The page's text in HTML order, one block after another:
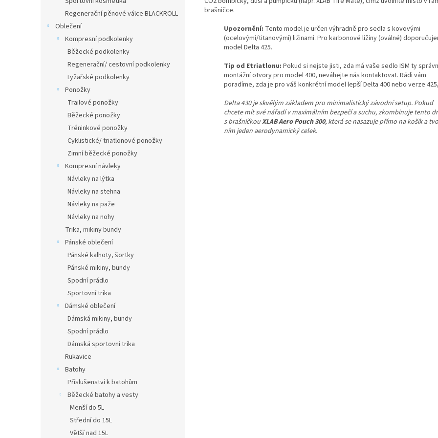
Regenerační pěnové válce BLACKROLL
Oblečení
Kompresní podkolenky
Běžecké podkolenky
Regenerační/ cestovní podkolenky
Lyžařské podkolenky
Ponožky
Trailové ponožky
Běžecké ponožky
Tréninkové ponožky
Cyklistické/ triatlonové ponožky
Zimní běžecké ponožky
Kompresní návleky
Návleky na lýtka
Návleky na stehna
Návleky na paže
Návleky na nohy
Trika, mikiny bundy
Pánské oblečení
Pánské kalhoty, šortky
Pánské mikiny, bundy
Spodní prádlo
Sportovní trika
Dámské oblečení
Dámská mikiny, bundy
Spodní prádlo
Dámská sportovní trika
Rukavice
Batohy
Příslušenství k batohům
Běžecké batohy a vesty
Menší do 5L
Střední do 15L
Větší nad 15L
brašničce.
Upozornění: Tento model je určen výhradně pro sedla s kovovými
(ocelovými/titanovými) ližinami. Pro karbonové ližiny (oválné)
model Delta 425.
Tip od Etriatlonu: Pokud si nejste jisti, zda má vaše sedlo ISM ty
montážní otvory pro model 400, neváhejte nás kontaktovat. Rádi vám
poradíme, zda je pro váš konkrétní model lepší Delta 400 nebo verze
Delta 430 je skvělým základem pro minimalistický závodní setup. Pokud
chcete mít své nářadí v maximálním bezpečí a suchu, zkombinuje tento
s brašničkouXLAB Aero Pouch 300, která se nasazuje přímo na košík a
ním jeden aerodynamický celek.